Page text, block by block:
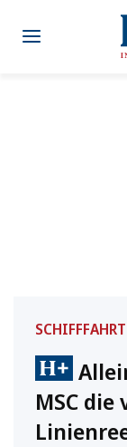
Inhalt
SCHIFFFAHRT
MSC